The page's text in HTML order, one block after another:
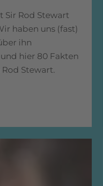
Sir Rod Stewart
haben uns (fast)
ihn
hier 80 Fakten
Stewart.